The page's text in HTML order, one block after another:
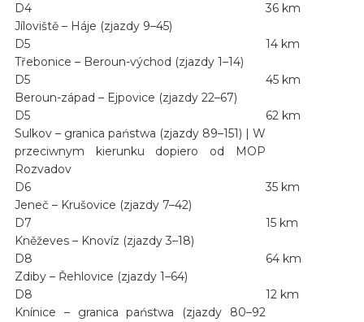
D4
Jíloviště – Háje (zjazdy 9–45)
36 km
D5
Třebonice – Beroun-východ (zjazdy 1–14)
14 km
D5
Beroun-západ – Ejpovice (zjazdy 22–67)
45 km
D5
Sulkov – granica państwa (zjazdy 89–151) | W
przeciwnym kierunku dopiero od MOP
Rozvadov
62 km
D6
Jeneč – Krušovice (zjazdy 7–42)
35 km
D7
Kněževes – Knovíz (zjazdy 3–18)
15 km
D8
Zdiby – Řehlovice (zjazdy 1–64)
64 km
D8
Knínice – granica państwa (zjazdy 80–92
12 km